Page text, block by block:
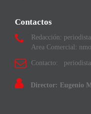
Contactos
Redacción:
Area Comercial:
Contacto:
Director: Eugenio